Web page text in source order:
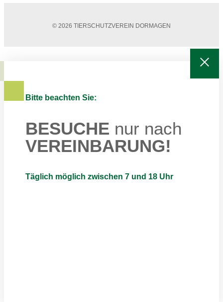
© 2026 TIERSCHUTZVEREIN DORMAGEN
Bitte beachten Sie:
BESUCHE nur nach
VEREINBARUNG!
Täglich möglich zwischen 7 und 18 Uhr